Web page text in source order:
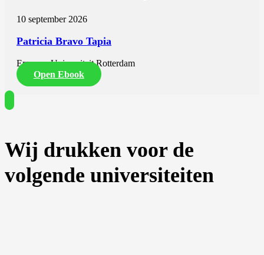
10 september 2026
Patricia Bravo Tapia
Erasmus Universiteit Rotterdam
Open Ebook
Wij drukken voor de
volgende universiteiten